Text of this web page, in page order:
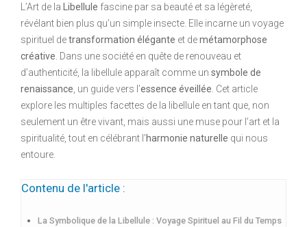
L’Art de la Libellule fascine par sa beauté et sa légèreté,
révélant bien plus qu’un simple insecte. Elle incarne un voyage
spirituel detransformation élégante et demétamorphose
créative . Dans une société en quête de renouveau et
d’authenticité, la libellule apparaît comme un symbole de
renaissance , un guide vers l’essence éveillée . Cet article
explore les multiples facettes de la libellule en tant que, non
seulement un être vivant, mais aussi une muse pour l’art et la
spiritualité, tout en célébrant l’harmonie naturelle qui nous
entoure.
Contenu de l'article :
La Symbolique de la Libellule : Voyage Spirituel au Fil du Temps